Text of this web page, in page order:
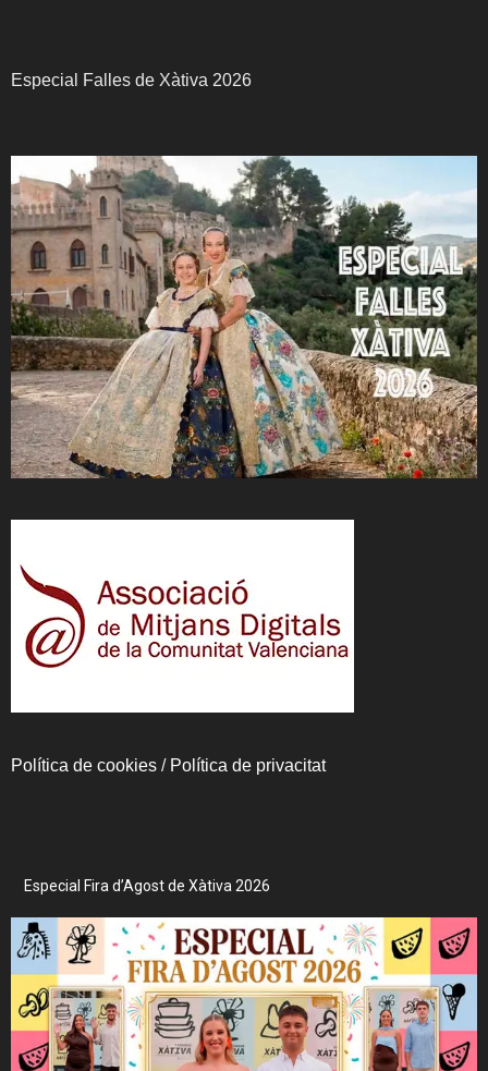
Especial Falles de Xàtiva 2026
Política de cookies / Política de privacitat
Especial Fira d’Agost de Xàtiva 2026